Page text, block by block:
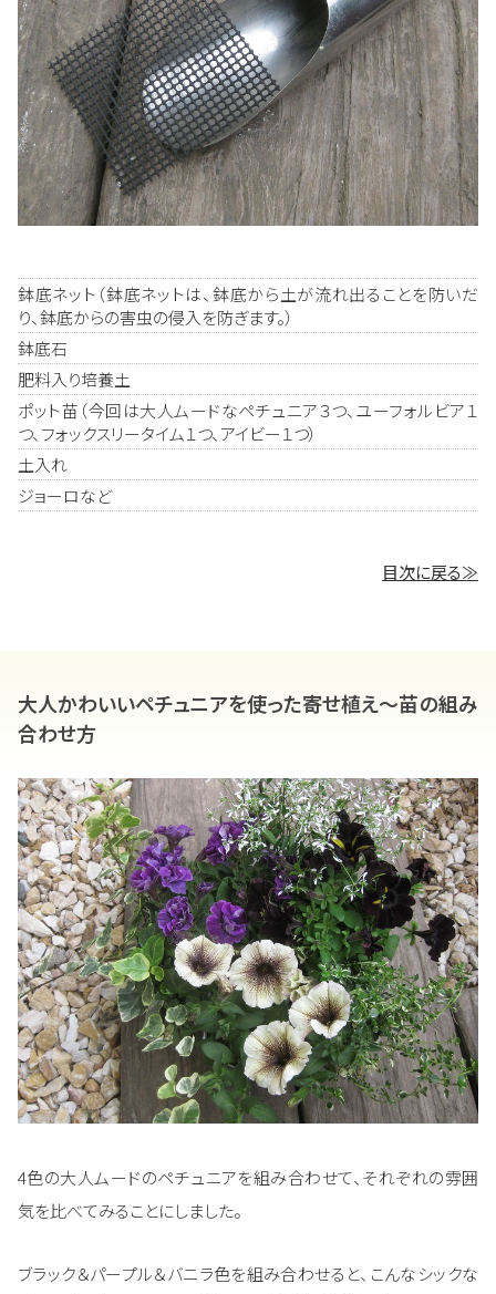
鉢底ネット（鉢底ネットは、鉢底から土が流れ出ることを防いだ
り、鉢底からの害虫の侵入を防ぎます。）
鉢底石
肥料入り培養土
ポット苗（今回は大人ムードなペチュニア３つ、ユーフォルビア１
つ、フォックスリータイム１つ、アイビー１つ）
土入れ
ジョーロなど
目次に戻る≫
大人かわいいペチュニアを使った寄せ植え～苗の組み
合わせ方
4色の大人ムードのペチュニアを組み合わせて、それぞれの雰囲
気を比べてみることにしました。
ブラック＆パープル＆バニラ色を組み合わせると、こんなシックな